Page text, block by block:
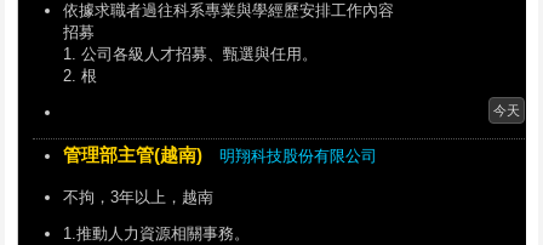
依據求職者過往科系專業與學經歷安排工作內容
招募
1. 公司各級人才招募、甄選與任用。
2. 根
今天
管理部主管(越南) 明翔科技股份有限公司
不拘，3年以上，越南
1.推動人力資源相關事務。